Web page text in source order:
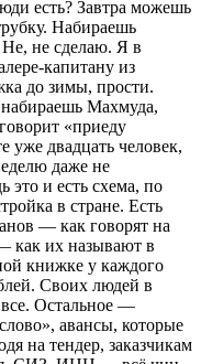
есть? Завтра можешь
Набираешь
не сделаю. Я в
капитану из
до зимы, прости.
Махмуда,
«приеду
уже двадцать человек,
даже не
это и есть схема, по
в стране. Есть
— как говорят на
как их называют в
книжке у каждого
Своих людей в
Остальное —
авансы, которые
на тендер, заказчикам